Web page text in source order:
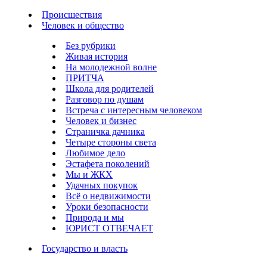
Происшествия
Человек и общество
Без рубрики
Живая история
На молодежной волне
ПРИТЧА
Школа для родителей
Разговор по душам
Встреча с интересным человеком
Человек и бизнес
Страничка дачника
Четыре стороны света
Любимое дело
Эстафета поколений
Мы и ЖКХ
Удачных покупок
Всё о недвижимости
Уроки безопасности
Природа и мы
ЮРИСТ ОТВЕЧАЕТ
Государство и власть